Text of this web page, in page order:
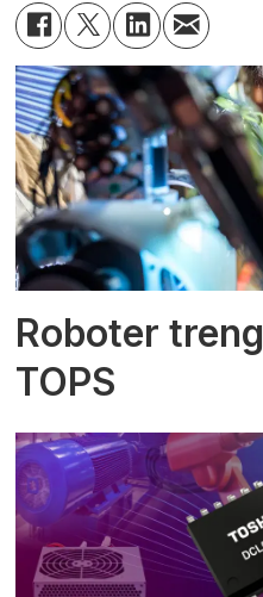
Roboter
TOPS